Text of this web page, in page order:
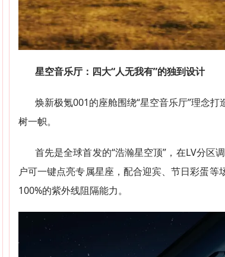
星空音乐厅：四大“人无我有”的独到设计
焕新极氪001的座舱围绕“星空音乐厅”理念
树一帜。
首先是全球首发的“浩瀚星空顶”，在LV分区
户可一键点亮专属星座，配合迎宾、节日彩蛋
100%的紫外线阻隔能力。